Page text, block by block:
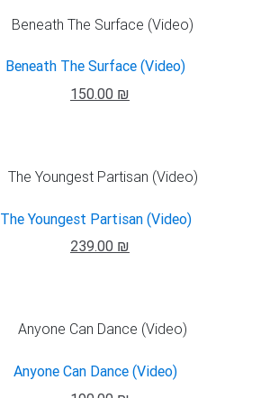
Beneath The Surface (Video)
150.00 ₪
The Youngest Partisan (Video)
239.00 ₪
Anyone Can Dance (Video)